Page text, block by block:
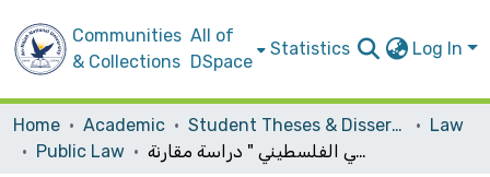
Communities
& Collections
All of
DSpace
Statistics Log In
Home Academic Student Theses & Dissertations
Law
Public Law
السياسة الجنائية في تفريد العقوبة في النظام الجزائي الفلسطيني " دراسة مقارنة "